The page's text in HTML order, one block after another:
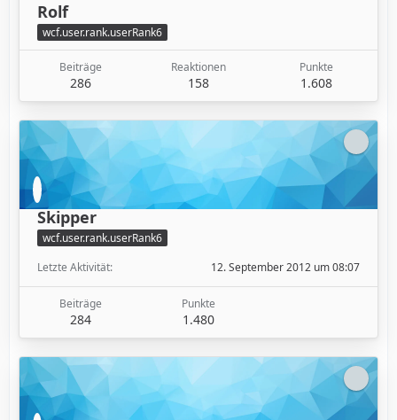
Rolf
wcf.user.rank.userRank6
Beiträge
286
Reaktionen
158
Punkte
1.608
Skipper
wcf.user.rank.userRank6
Letzte Aktivität
12. September 2012 um 08:07
Beiträge
284
Punkte
1.480